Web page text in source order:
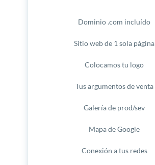
Dominio .com incluído
Sitio web de 1 sola página
Colocamos tu logo
Tus argumentos de venta
Galería de prod/sev
Mapa de Google
Conexión a tus redes